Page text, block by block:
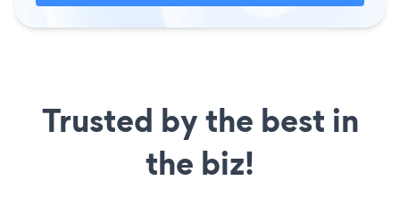
Trusted by the best in
the biz!